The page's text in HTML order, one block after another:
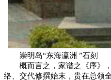
崇明岛“东海瀛洲 ”石刻
概而言之，家谱之《序》
络、交代修撰始末，贵在总领